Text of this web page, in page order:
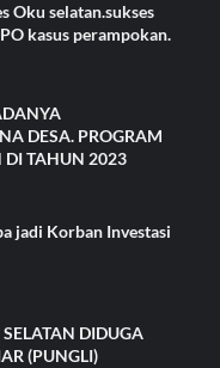
Oku selatan.sukses
kasus perampokan.
DESA. PROGRAM
TAHUN 2023
jadi Korban Investasi
DIDUGA
(PUNGLI)